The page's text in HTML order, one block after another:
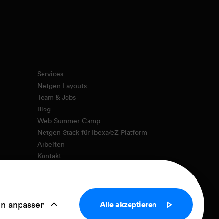
Services
Netgen Layouts
Team & Jobs
Blog
Web Summer Camp
Netgen Stack für Ibexa/eZ Platform
Arbeiten
Kontakt
Cookie settings
anpassen Alle akzeptieren